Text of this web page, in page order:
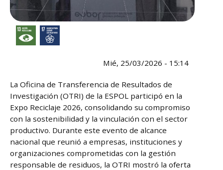
Mié, 25/03/2026 - 15:14
La Oficina de Transferencia de Resultados de
Investigación (OTRI) de la ESPOL participó en la
Expo Reciclaje 2026, consolidando su compromiso
con la sostenibilidad y la vinculación con el sector
productivo. Durante este evento de alcance
nacional que reunió a empresas, instituciones y
organizaciones comprometidas con la gestión
responsable de residuos, la OTRI mostró la oferta